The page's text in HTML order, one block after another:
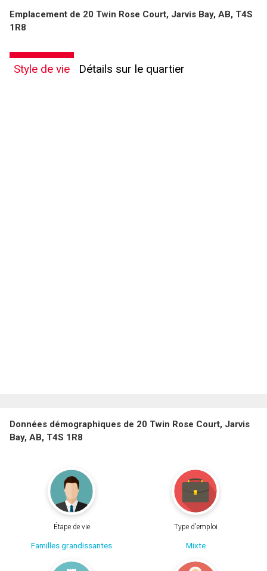
Emplacement de 20 Twin Rose Court, Jarvis Bay, AB, T4S
1R8
Style de vie Détails sur le quartier
Données démographiques de 20 Twin Rose Court, Jarvis
Bay, AB, T4S 1R8
Étape de vie
Familles grandissantes
Type d'emploi
Mixte